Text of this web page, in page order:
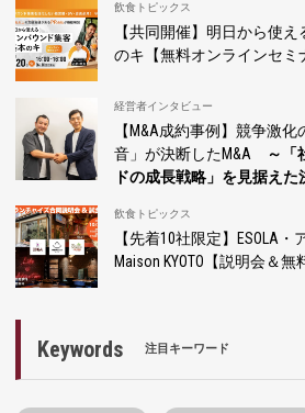
飲食トピックス
【共同開催】明日から使
のキ【無料オンラインセミ
経営者インタビュー
【M&A成約事例】競争激
音」が決断したM&A
～「
ドの成長戦略」を見据えた
飲食トピックス
【先着10社限定】ESOLA
Maison KYOTO【説明会＆無
Keywords 注目キーワード